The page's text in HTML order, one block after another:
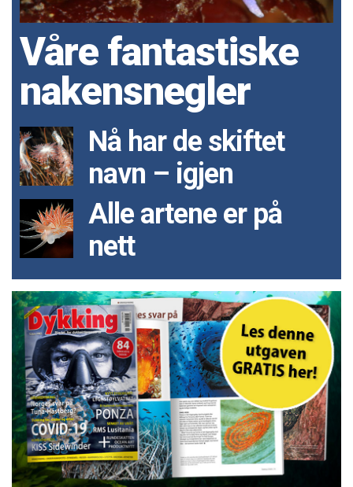
Våre fantastiske
nakensnegler
Nå har de skiftet
navn – igjen
Alle artene er på
nett